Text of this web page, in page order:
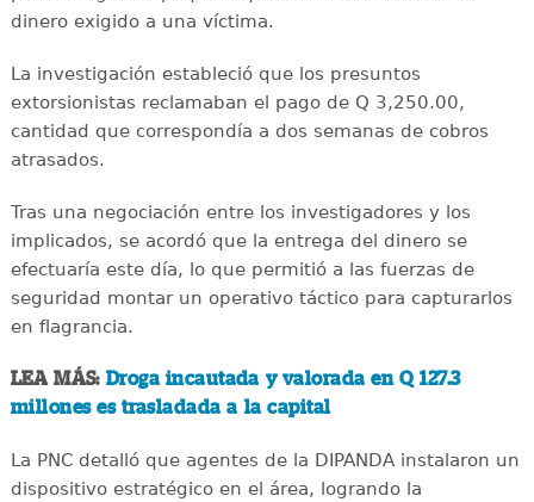
dinero exigido a una víctima.
La investigación estableció que los presuntos
extorsionistas reclamaban el pago de Q 3,250.00,
cantidad que correspondía a dos semanas de cobros
atrasados.
Tras una negociación entre los investigadores y los
implicados, se acordó que la entrega del dinero se
efectuaría este día, lo que permitió a las fuerzas de
seguridad montar un operativo táctico para capturarlos
en flagrancia.
LEA MÁS: Droga incautada y valorada en Q 127.3
millones es trasladada a la capital
La PNC detalló que agentes de la DIPANDA instalaron un
dispositivo estratégico en el área, logrando la